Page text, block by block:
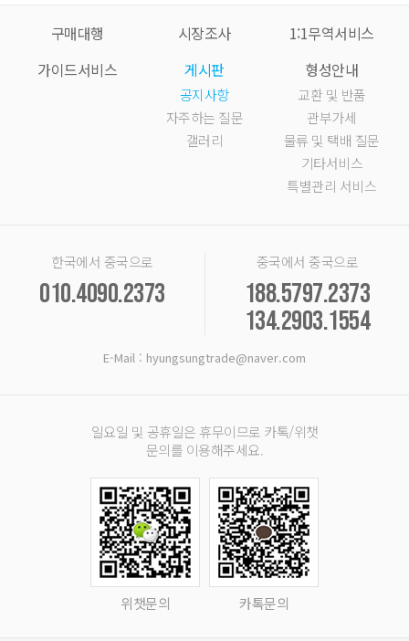
구매대행 시장조사
1:1무역서비스
가이드서비스
게시판
공지사항
자주하는 질문
갤러리
형성안내
교환 및 반품
관부가세
물류 및 택배 질문
기타서비스
특별관리 서비스
한국에서 중국으로
010.4090.2373
중국에서 중국으로
188.5797.2373
134.2903.1554
E-Mail : hyungsungtrade@naver.com
일요일 및 공휴일은 휴무이므로 카톡/위챗
문의를 이용해주세요.
위챗문의 카톡문의